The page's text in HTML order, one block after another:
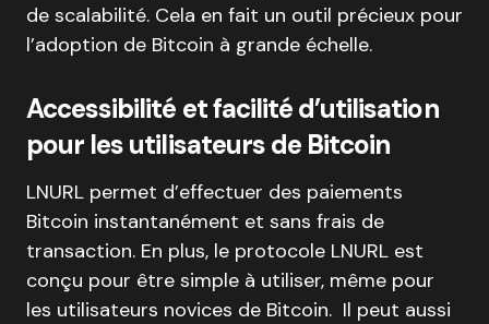
de scalabilité. Cela en fait un outil précieux pour
l’adoption de Bitcoin à grande échelle.
Accessibilité et facilité d’utilisation
pour les utilisateurs de Bitcoin
LNURL permet d’effectuer des paiements
Bitcoin instantanément et sans frais de
transaction. En plus, le protocole LNURL est
conçu pour être simple à utiliser, même pour
les utilisateurs novices de Bitcoin. Il peut aussi